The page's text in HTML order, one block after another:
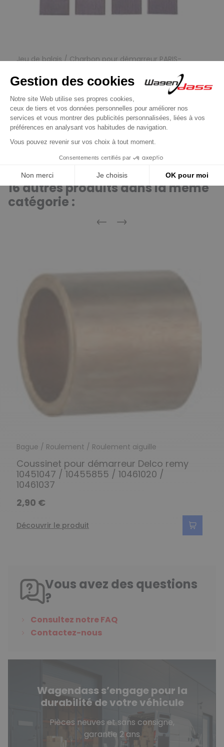
Jeu de balais / Charbon pour démarreur PARIS-
Jeu de balais / charbons pour démarreur
Valéo / Paris-rhone D11E
9,90 €
Découvrir le produit
16 autres produits dans la même
catégorie :
Précédent
Suivant
Bague / Roulement / Roulement aiguille
Coussinet pour démarreur Delco remy
10451047 / 10455855 / 10461020 /
10461037
2,90 €
Découvrir le produit
Vous avez des questions
?
Consultez notre FAQ
Contactez-nous
Wagendass s’engage pour la
durabilité de votre véhicule
Pièces neuves et sans consigne,
garantie 2 ans